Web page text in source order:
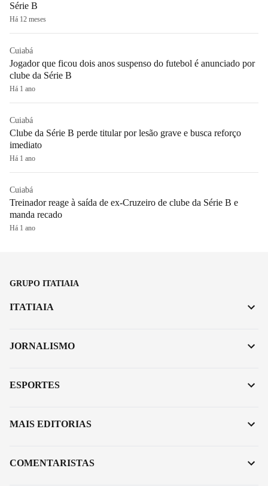
Série B
Há 12 meses
Cuiabá
Jogador que ficou dois anos suspenso do futebol é anunciado por
clube da Série B
Há 1 ano
Cuiabá
Clube da Série B perde titular por lesão grave e busca reforço
imediato
Há 1 ano
Cuiabá
Treinador reage à saída de ex-Cruzeiro de clube da Série B e
manda recado
Há 1 ano
GRUPO ITATIAIA
ITATIAIA
JORNALISMO
ESPORTES
MAIS EDITORIAS
COMENTARISTAS